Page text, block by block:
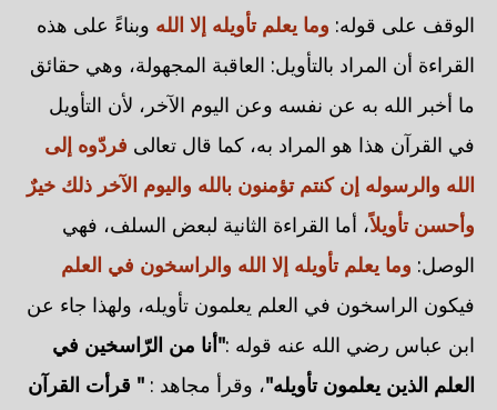
الوقف على قوله: وما يعلم تأويله إلا الله وبناءً على هذه
القراءة أن المراد بالتأويل: العاقبة المجهولة، وهي حقائق
ما أخبر الله به عن نفسه وعن اليوم الآخر، لأن التأويل
في القرآن هذا هو المراد به، كما قال تعالى فردّوه إلى
الله والرسوله إن كنتم تؤمنون بالله واليوم الآخر ذلك خيرٌ
وأحسن تأويلاً، أما القراءة الثانية لبعض السلف، فهي
الوصل: وما يعلم تأويله إلا الله والراسخون في العلم
فيكون الراسخون في العلم يعلمون تأويله، ولهذا جاء عن
ابن عباس رضي الله عنه قوله :"أنا من الرّاسخين في
العلم الذين يعلمون تأويله"، وقرأ مجاهد : " قرأت القرآن